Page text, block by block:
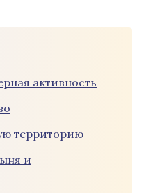
активность
территорию
и